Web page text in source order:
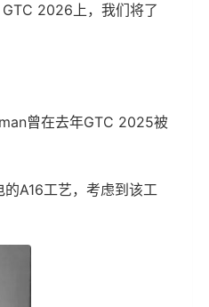
2026上，我们将了
曾在去年GTC 2025被
A16工艺，考虑到该工